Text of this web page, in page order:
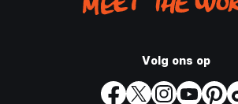
Volg ons op